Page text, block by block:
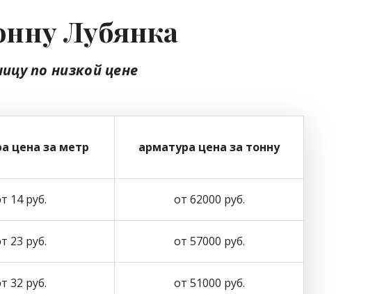
Лубянка
по низкой цене
цена за метр арматура цена за тонну
14 руб. от 62000 руб.
23 руб. от 57000 руб.
32 руб. от 51000 руб.